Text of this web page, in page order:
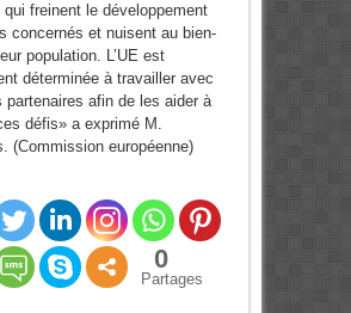
freinent le développement
concernés et nuisent au bien-
population. L’UE est
déterminée à travailler avec
partenaires afin de les aider à
défis» a exprimé M.
(Commission européenne)
0
Partages